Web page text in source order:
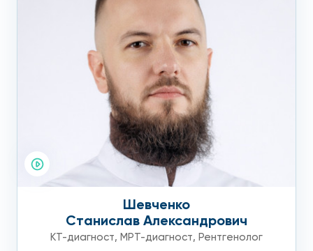
Шевченко
Станислав Александрович
КТ-диагност, МРТ-диагност, Рентгенолог